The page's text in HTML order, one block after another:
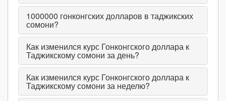
1000000 гонконгских долларов в таджикских
сомони?
Как изменился курс Гонконгского доллара к
Таджикскому сомони за день?
Как изменился курс Гонконгского доллара к
Таджикскому сомони за неделю?